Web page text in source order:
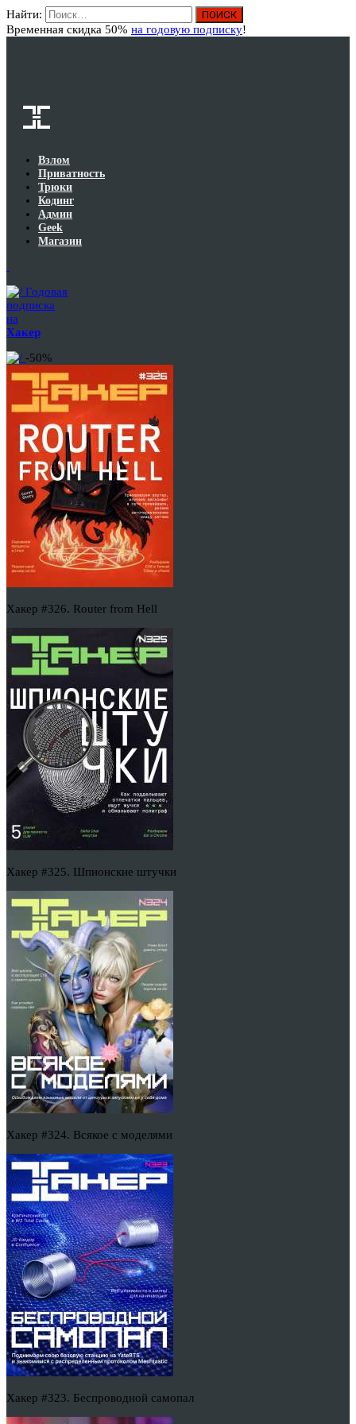
Найти:
Временная скидка 50% на годовую подписку!
Взлом
Приватность
Трюки
Кодинг
Админ
Geek
Магазин
Годовая
подписка
на
Хакер
-50%
Хакер #326. Router from Hell
Хакер #325. Шпионские штучки
Хакер #324. Всякое с моделями
Хакер #323. Беспроводной самопал